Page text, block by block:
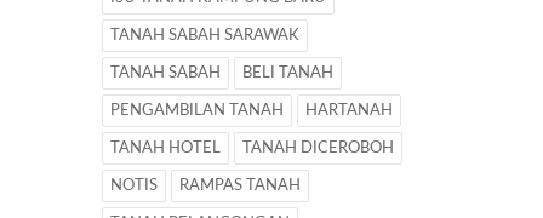
TANAH SABAH SARAWAK
TANAH SABAH BELI TANAH
PENGAMBILAN TANAH HARTANAH
TANAH HOTEL TANAH DICEROBOH
NOTIS RAMPAS TANAH